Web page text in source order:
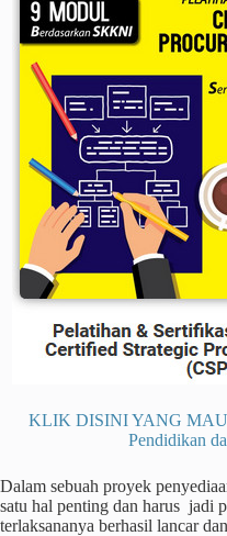
KLIK DISINI YANG
Pendidikan
Dalam sebuah proyek
satu hal penting dan harus jadi
terlaksananya berhasil lancar